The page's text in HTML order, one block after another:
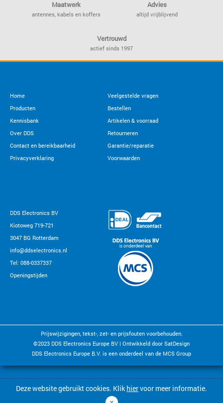
Deze website gebruikt cookies. Klik hiervoor meer informatie.
Maatwerk
antennes, kabels en koffers
Advies
altijd vrijblijvend
Vertrouwd
actief sinds 1997
Home
Producten
Kennisbank
Over DDS
Contact en bereikbaarheid
Privacyverklaring
Veelgestelde vragen
Bestellen
Artikelen & voorraad
Retourneren
Garantie/reparatie
Voorwaarden
DDS Electronics BV
Kiotoweg 719-721
3047 BG Rotterdam
info@ddselectronics.nl
Tel: 088-0337337
Openingstijden
Prijswijzigingen, tekst-, zet- en prijsfouten voorbehouden.
©2023 DDS Electronics Europe BV | Ontwikkeld door SatDesign
DDS Electronics Europe B.V. is een onderdeel van de MCS Group